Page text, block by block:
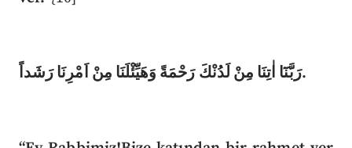
رَبَّنَٓا اٰتِنَا مِنْ لَدُنْكَ رَحْمَةً وَهَيِّئْلَنَا مِنْ اَمْرِنَا رَشَداً.